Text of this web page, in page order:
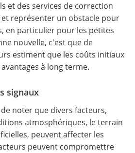
et des services de correction
représenter un obstacle pour
en particulier pour les petites
nouvelle, c'est que de
estiment que les coûts initiaux
à long terme.
signaux
noter que divers facteurs,
atmosphériques, le terrain
peuvent affecter les
peuvent compromettre